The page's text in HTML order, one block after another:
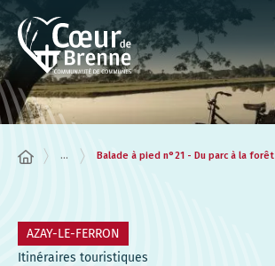
Panneau de gestion des cookies
... Balade à pied n°21 - Du parc à la forêt
AZAY-LE-FERRON
Itinéraires touristiques